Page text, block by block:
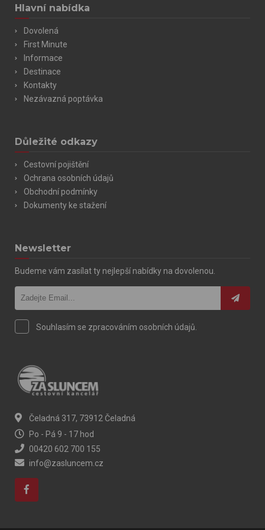
Hlavní nabídka
Dovolená
First Minute
Informace
Destinace
Kontakty
Nezávazná poptávka
Důležité odkazy
Cestovní pojištění
Ochrana osobních údajů
Obchodní podmínky
Dokumenty ke stažení
Newsletter
Budeme vám zasílat ty nejlepší nabídky na dovolenou.
Souhlasím se zpracováním osobních údajů.
Čeladná 317, 73912 Čeladná
Po - Pá 9 - 17 hod
00420 602 700 155
info@zasluncem.cz